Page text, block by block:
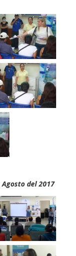
del 2017